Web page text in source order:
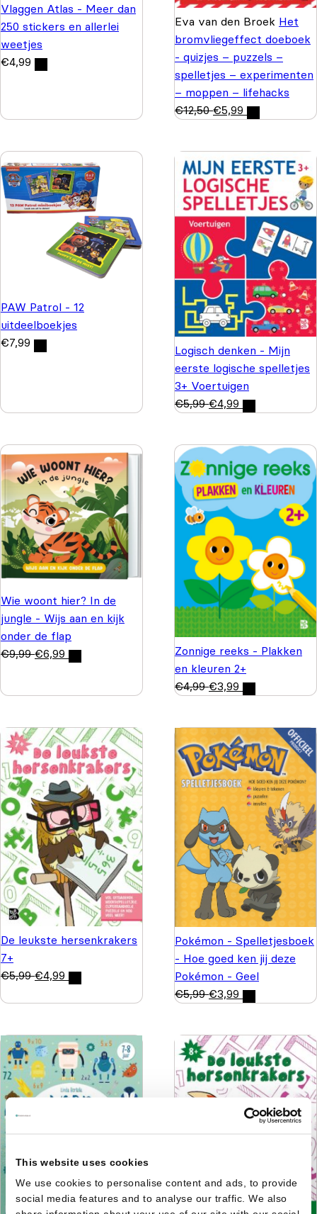
This website uses cookies
We use cookies to personalise content and ads, to provide
social media features and to analyse our traffic. We also
Vlaggen Atlas - Meer dan
250 stickers en allerlei
weetjes
€4,99
Eva van den Broek Het
bromvliegeffect doeboek
- quizjes – puzzels –
spelletjes – experimenten
– moppen – lifehacks
€12,50 €5,99
PAW Patrol - 12
uitdeelboekjes
€7,99
Logisch denken - Mijn
eerste logische spelletjes
3+ Voertuigen
€5,99 €4,99
Wie woont hier? In de
jungle - Wijs aan en kijk
onder de flap
€9,99 €6,99
Zonnige reeks - Plakken
en kleuren 2+
€4,99 €3,99
De leukste hersenkrakers
7+
€5,99 €4,99
Pokémon - Spelletjesboek
- Hoe goed ken jij deze
Pokémon - Geel
€5,99 €3,99